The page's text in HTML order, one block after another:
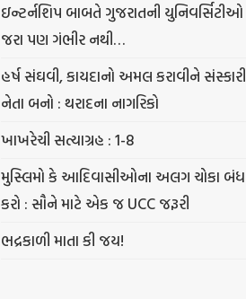
ઇન્ટર્નશિપ બાબતે ગુજરાતની યુનિવર્સિટીઓ
જરા પણ ગંભીર નથી…
હર્ષ સંઘવી, કાયદાનો અમલ કરાવીને સંસ્કારી
નેતા બનો : થરાદના નાગરિકો
ખાખરેચી સત્યાગ્રહ : 1-8
મુસ્લિમો કે આદિવાસીઓના અલગ ચોકા બંધ
કરો : સૌને માટે એક જ UCC જરૂરી
ભદ્રકાળી માતા કી જય!